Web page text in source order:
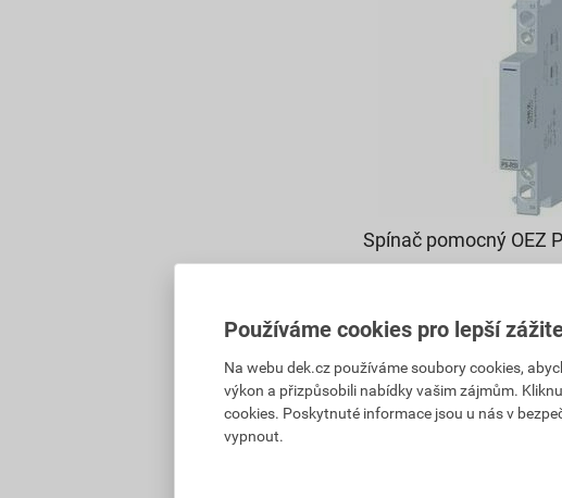
Spínač pomocný OEZ
cena za ks s DPH
Skladem u dodavatele
Můžete mít 20.08. v
Používáme cookies pro lepší
Na webu dek.cz používáme soubory cookies,
výkon a přizpůsobili nabídky vašim zájmům.
cookies. Poskytnuté informace jsou u nás v
vypnout.